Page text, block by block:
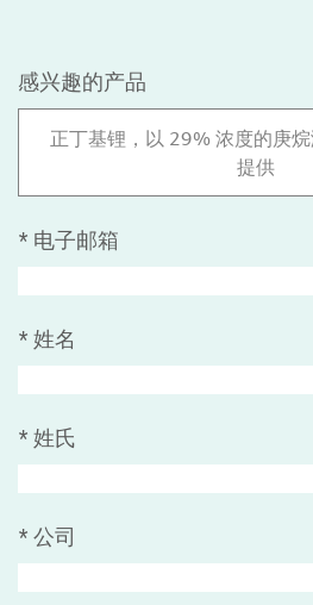
感兴趣的产品
正丁基锂，以 29% 浓度的庚
提供
* 电子邮箱
* 姓名
* 姓氏
* 公司